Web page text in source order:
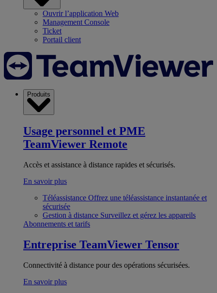
Ouvrir l’application Web
Management Console
Ticket
Portail client
Produits
Usage personnel et PME
TeamViewer Remote
Accès et assistance à distance rapides et sécurisés.
En savoir plus
Téléassistance Offrez une téléassistance instantanée et
sécurisée
Gestion à distance Surveillez et gérez les appareils
Abonnements et tarifs
Entreprise TeamViewer Tensor
Connectivité à distance pour des opérations sécurisées.
En savoir plus